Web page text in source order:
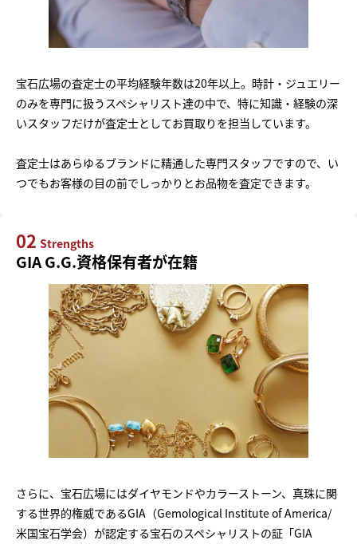
宝石広場の査定士の平均経験年数は20年以上。時計・ジュエリー
のみを専門に扱うスペシャリスト達の中で、特に知識・経験の深
いスタッフだけが査定士としてお買取りを担当しています。
査定士はあらゆるブランドに精通した専門スタッフですので、い
つでもお客様の目の前でしっかりとお品物を査定できます。
02 Strengths
GIA G.G.資格保有者が在籍
さらに、宝石広場にはダイヤモンドやカラーストーン、真珠に関
する世界的権威であるGIA（Gemological Institute of America/
米国宝石学会）が認定する宝石のスペシャリストの証「GIA